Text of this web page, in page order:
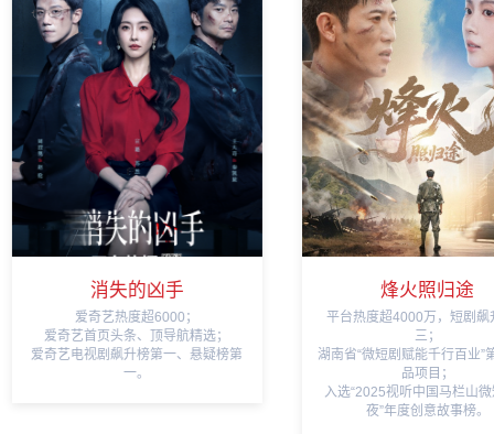
消失的凶手
爱奇艺热度超6000；
爱奇艺首页头条、顶导航精选；
爱奇艺电视剧飙升榜第一、悬疑榜第
一。
烽火照归途
平台热度超4000万，短剧飙
三；
湖南省“微短剧赋能千行百业”
品项目；
入选“2025视听中国马栏山
夜”年度创意故事榜。